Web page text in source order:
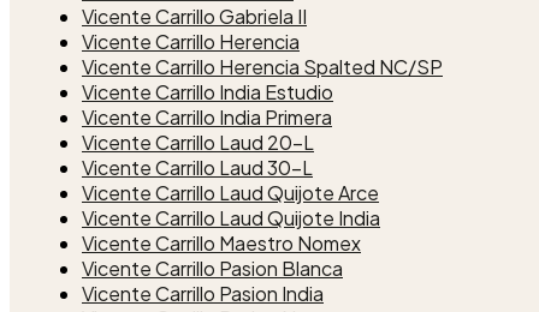
Vicente Carrillo Gabriela II
Vicente Carrillo Herencia
Vicente Carrillo Herencia Spalted NC/SP
Vicente Carrillo India Estudio
Vicente Carrillo India Primera
Vicente Carrillo Laud 20-L
Vicente Carrillo Laud 30-L
Vicente Carrillo Laud Quijote Arce
Vicente Carrillo Laud Quijote India
Vicente Carrillo Maestro Nomex
Vicente Carrillo Pasion Blanca
Vicente Carrillo Pasion India